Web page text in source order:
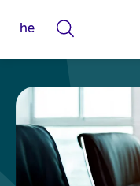
ה
ק
מ
י
he